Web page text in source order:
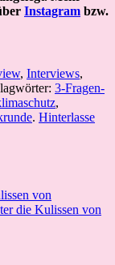
Instagram bzw.
, Interviews,
3-Fragen-
,
. Hinterlasse
von
die Kulissen von